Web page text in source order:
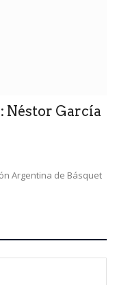
Néstor García
Argentina de Básquet